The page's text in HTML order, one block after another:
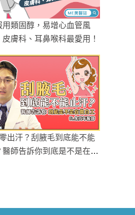
用類固醇，易增心血管風
皮膚科、耳鼻喉科最愛用！
出汗？刮腋毛到底能不能
醫師告訴你到底是不是在做